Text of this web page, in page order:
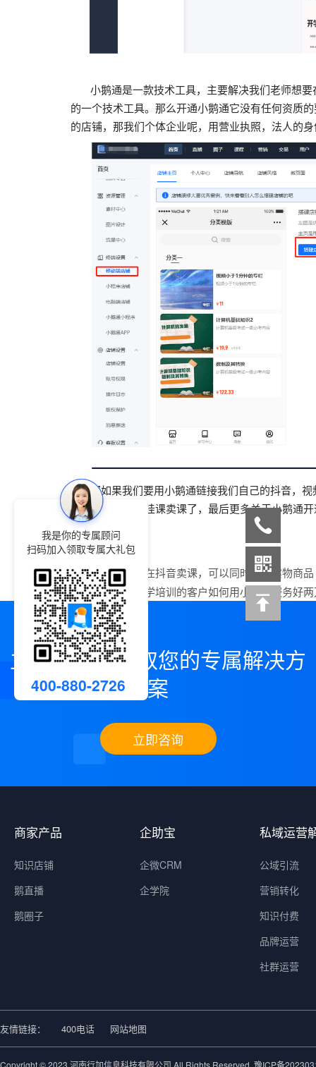
小鹅通是一款技术工具，主要解决我们老师想要
的一个技术工具。那么开通小鹅通它没有任何资质
的店铺，那我们个体企业呢，用营业执照，法人的
那如果我们要用小鹅通链接我们自己的抖音，视
通过就可以进行挂课卖课了，最后更多关于小鹅通
上一篇：小鹅通在抖音卖课，可以同时附赠实物商品
下一篇：做心理学培训的客户如何用小鹅通服务好
立即咨询，领取您的专属解决方
案
立即咨询
商家产品
知识店铺
鹅直播
鹅圈子
企助宝
企微CRM
企学院
私域运营
公域引流
营销转化
知识付费
品牌运营
社群运营
友情链接： 400电话 网站地图
Copyright © 2023 河南行加信息科技有限公司 All Rights Reserved. 豫ICP备
我是你的专属顾问
扫码加入领取专属大礼包
400-880-2726